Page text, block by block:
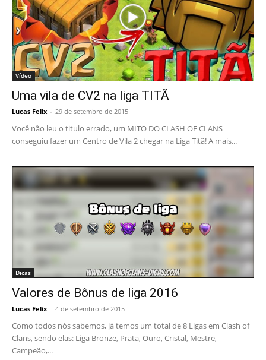
Vídeo
Uma vila de CV2 na liga TITÃ
Lucas Felix - 29 de setembro de 2015
Você não leu o titulo errado, um MITO DO CLASH OF CLANS
conseguiu fazer um Centro de Vila 2 chegar na Liga Titã! A mais...
Dicas
Valores de Bônus de liga 2016
Lucas Felix - 4 de setembro de 2015
Como todos nós sabemos, já temos um total de 8 Ligas em Clash of
Clans, sendo elas: Liga Bronze, Prata, Ouro, Cristal, Mestre,
Campeão,...